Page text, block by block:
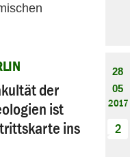
der
ist
ins
28
05
2017
2